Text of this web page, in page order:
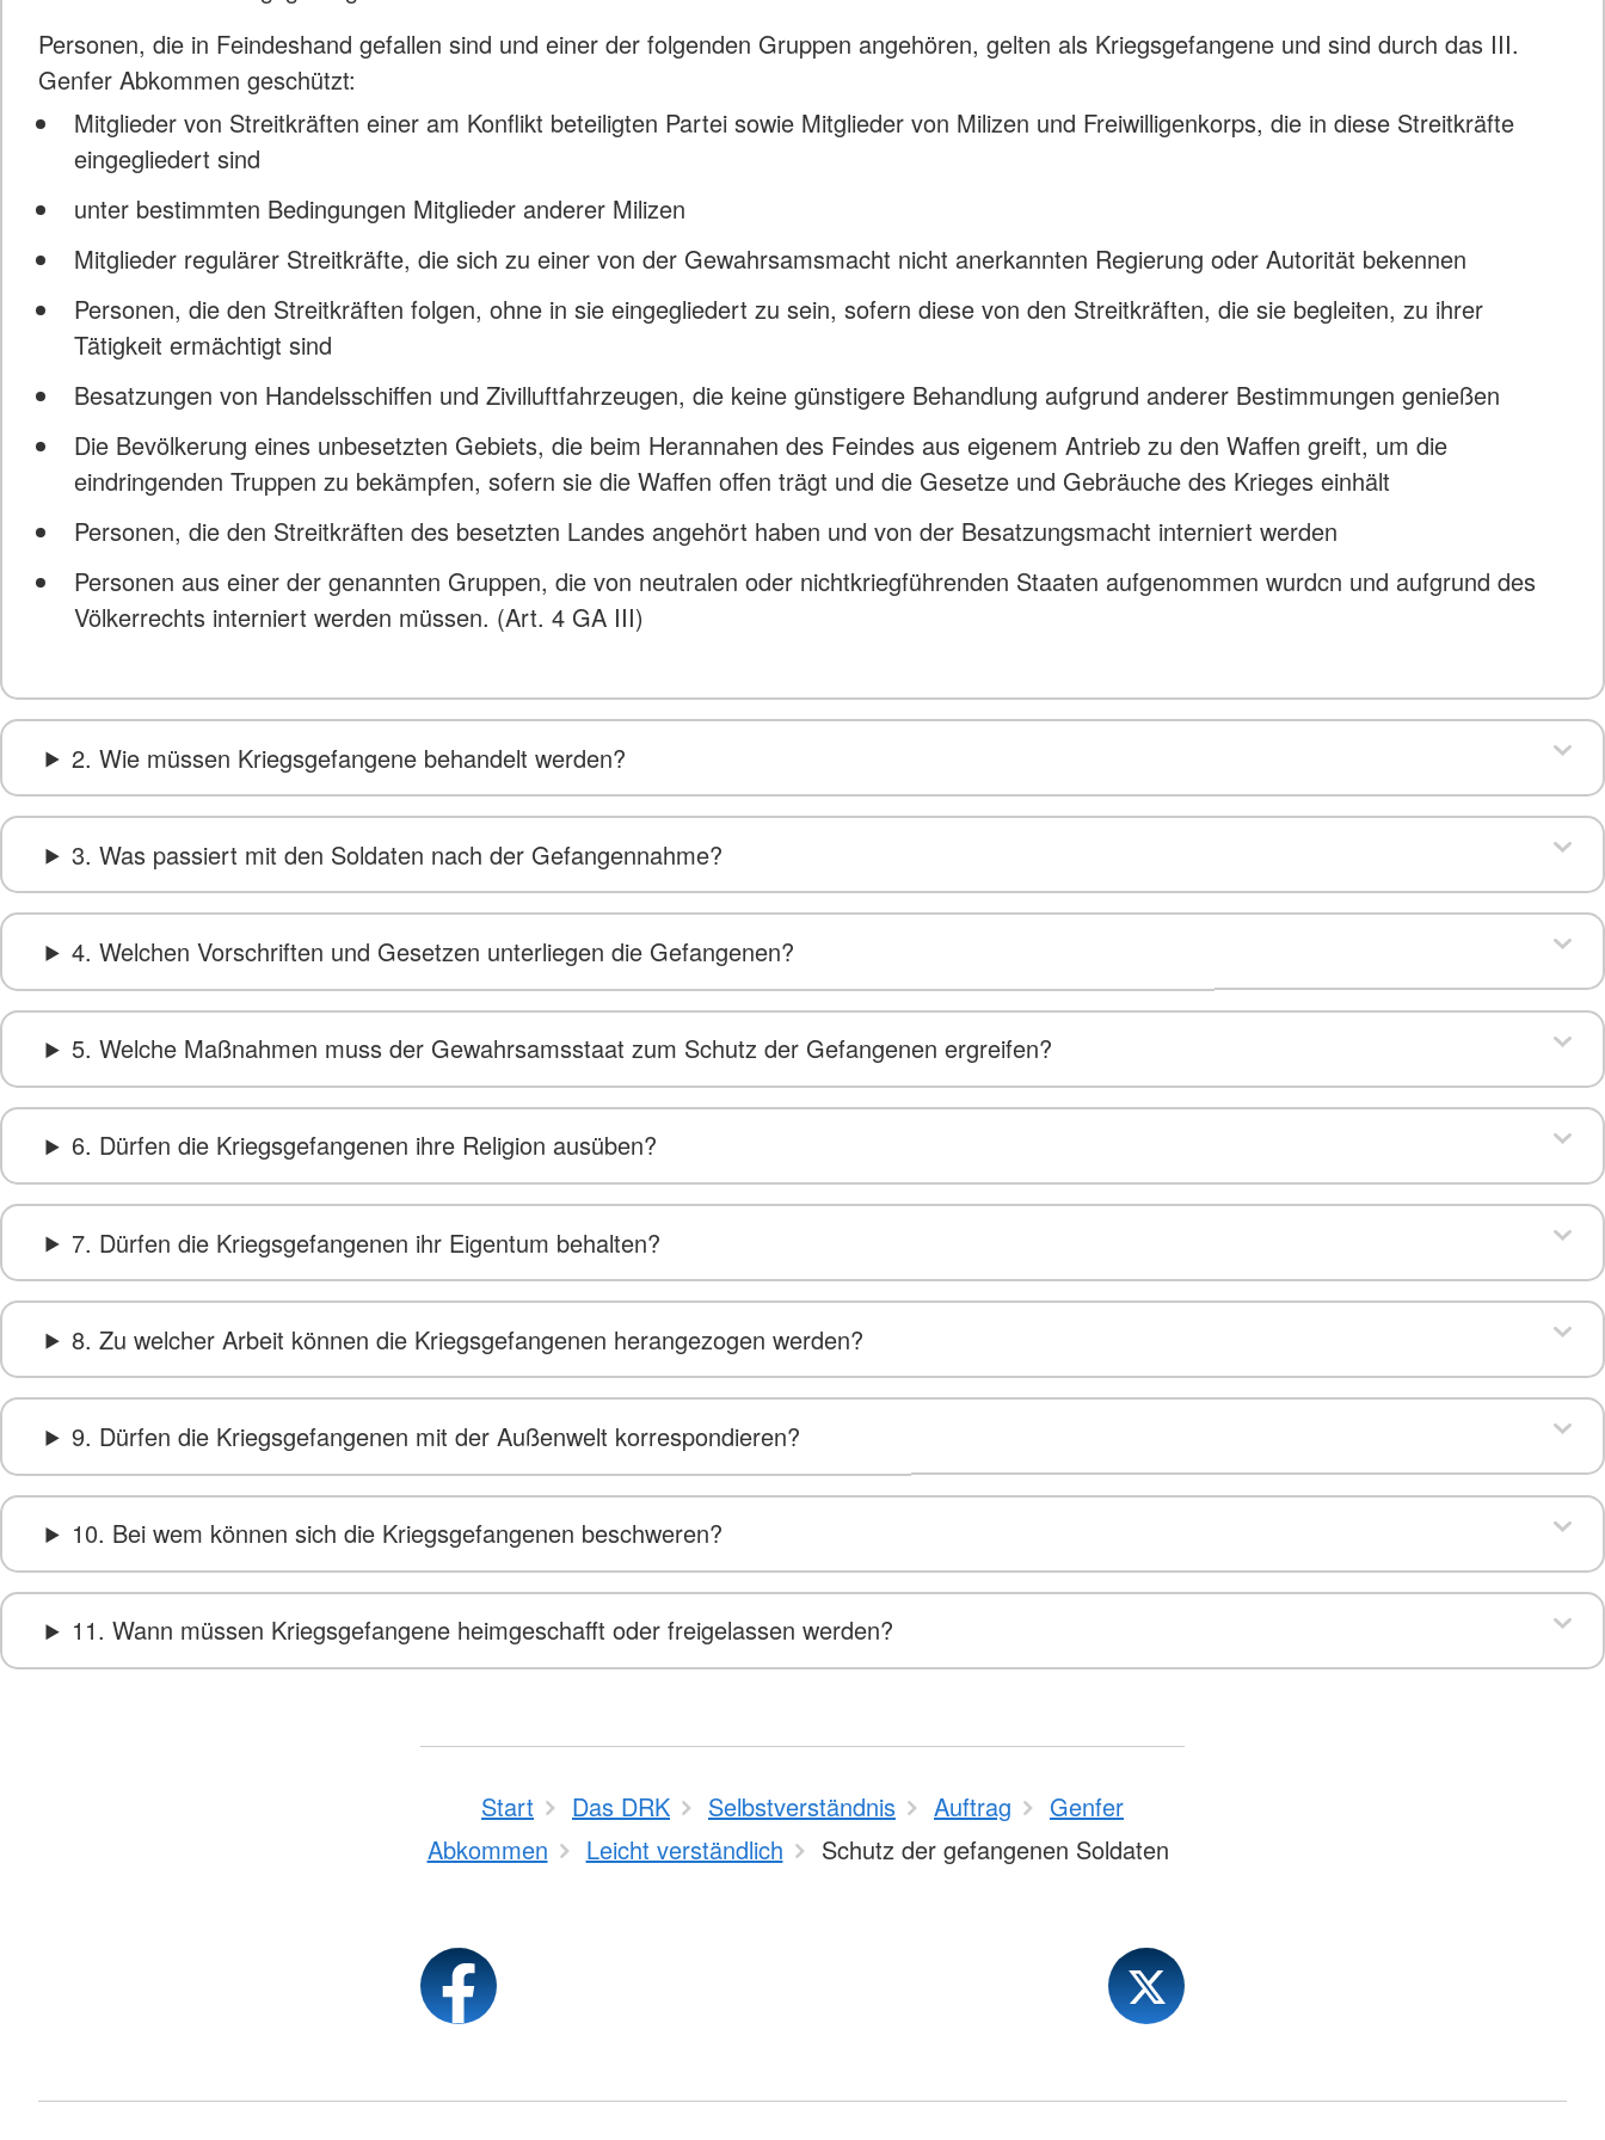
Personen, die in Feindeshand gefallen sind und einer der folgenden Gruppen angehören, gelten als Kriegsgefangene und sind durch das III.
Genfer Abkommen geschützt:
Mitglieder von Streitkräften einer am Konflikt beteiligten Partei sowie Mitglieder von Milizen und Freiwilligenkorps, die in diese Streitkräfte
eingegliedert sind
unter bestimmten Bedingungen Mitglieder anderer Milizen
Mitglieder regulärer Streitkräfte, die sich zu einer von der Gewahrsamsmacht nicht anerkannten Regierung oder Autorität bekennen
Personen, die den Streitkräften folgen, ohne in sie eingegliedert zu sein, sofern diese von den Streitkräften, die sie begleiten, zu ihrer
Tätigkeit ermächtigt sind
Besatzungen von Handelsschiffen und Zivilluftfahrzeugen, die keine günstigere Behandlung aufgrund anderer Bestimmungen genießen
Die Bevölkerung eines unbesetzten Gebiets, die beim Herannahen des Feindes aus eigenem Antrieb zu den Waffen greift, um die
eindringenden Truppen zu bekämpfen, sofern sie die Waffen offen trägt und die Gesetze und Gebräuche des Krieges einhält
Personen, die den Streitkräften des besetzten Landes angehört haben und von der Besatzungsmacht interniert werden
Personen aus einer der genannten Gruppen, die von neutralen oder nichtkriegführenden Staaten aufgenommen wurdcn und aufgrund des
Völkerrechts interniert werden müssen. (Art. 4 GA III)
2. Wie müssen Kriegsgefangene behandelt werden?
3. Was passiert mit den Soldaten nach der Gefangennahme?
4. Welchen Vorschriften und Gesetzen unterliegen die Gefangenen?
5. Welche Maßnahmen muss der Gewahrsamsstaat zum Schutz der Gefangenen ergreifen?
6. Dürfen die Kriegsgefangenen ihre Religion ausüben?
7. Dürfen die Kriegsgefangenen ihr Eigentum behalten?
8. Zu welcher Arbeit können die Kriegsgefangenen herangezogen werden?
9. Dürfen die Kriegsgefangenen mit der Außenwelt korrespondieren?
10. Bei wem können sich die Kriegsgefangenen beschweren?
11. Wann müssen Kriegsgefangene heimgeschafft oder freigelassen werden?
Start Das DRK Selbstverständnis Auftrag
Genfer
Abkommen
Leicht verständlich Schutz der gefangenen Soldaten